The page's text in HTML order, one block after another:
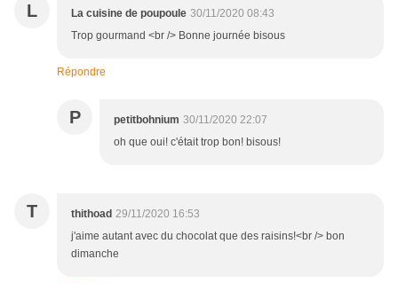
L La cuisine de poupoule 30/11/2020 08:43
Trop gourmand <br /> Bonne journée bisous
Répondre
P petitbohnium 30/11/2020 22:07
oh que oui! c'était trop bon! bisous!
T thithoad 29/11/2020 16:53
j'aime autant avec du chocolat que des raisins!<br /> bon
dimanche